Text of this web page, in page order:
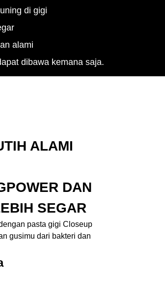
di gigi
alami
dibawa kemana saja.
ALAMI
DAN
SEGAR
pasta gigi Closeup
gusimu dari bakteri dan